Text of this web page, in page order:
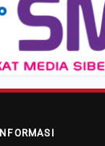
INFORMASI